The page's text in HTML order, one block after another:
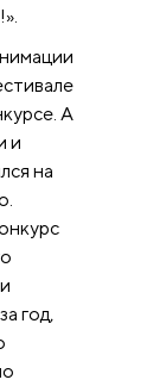
А
и
на
год,